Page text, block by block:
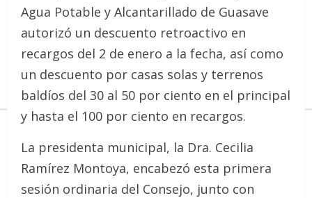
Agua Potable y Alcantarillado de Guasave
autorizó un descuento retroactivo en
recargos del 2 de enero a la fecha, así como
un descuento por casas solas y terrenos
baldíos del 30 al 50 por ciento en el principal
y hasta el 100 por ciento en recargos.
La presidenta municipal, la Dra. Cecilia
Ramírez Montoya, encabezó esta primera
sesión ordinaria del Consejo, junto con